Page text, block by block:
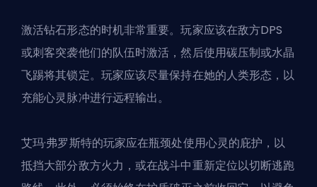
激活钻石形态的时机非常重要。玩家应该在敌方DPS
或刺客突袭他们的队伍时激活，然后使用碳压制或水晶
飞踢将其锁定。玩家应该尽量保持在她的人类形态，以
充能心灵脉冲进行远程输出。
艾玛·弗罗斯特的玩家应在瓶颈处使用心灵的庇护，以
抵挡大部分敌方火力，或在战斗中重新定位以切断逃跑